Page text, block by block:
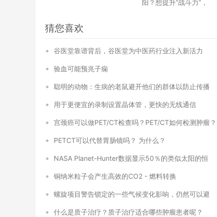
阳？想提升“战斗力”，
猜您喜欢
谷医堂靠谱背后，谷医堂为中医药行业注入新活力
验血可能预兆子痫
聪明的动物：生病的老鼠避开他们的群体以防止传播
用于更便宜的录制设置晶体管，更快的无线通信
宫颈癌可以做PET/CT检查吗？PET/CT如何检测肿瘤？
PETCT可以代替胃肠镜吗？ 为什么？
NASA Planet-Hunter数据显示50％的类似太阳的恒
铜纳米粒子会产生高效的CO2 - 燃料转换
螺旋项目警告锁定的一些气候变化影响，仍然可以避
什么是质子治疗？质子治疗适合哪些肿瘤患者呢？